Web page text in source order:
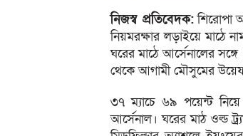
নিজস্ব প্রতিবেদক:শিরোপা
নিয়মরক্ষার লড়াইয়ে মাঠে
ঘরের মাঠে আর্সেনালের
থেকে আগামী মৌসুমের
৩৭ ম্যাচে ৬৯ পয়েন্ট
আর্সেনাল। ঘরের মাঠ ওল্ড